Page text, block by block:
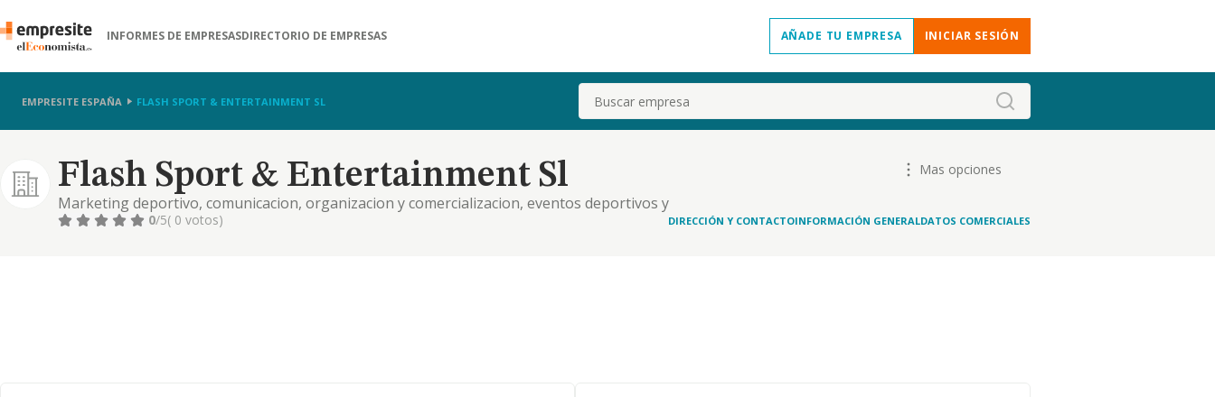
INFORMES DE EMPRESASDIRECTORIO DE EMPRESAS AÑADE TU EMPRESA INICIAR SESIÓN
EMPRESITE ESPAÑA FLASH SPORT & ENTERTAINMENT SL Buscar
Flash Sport & Entertainment Sl
Marketing deportivo, comunicacion, organizacion y comercializacion, eventos deportivos y
culturales...
Mas opciones
0/5( 0 votos) DIRECCIÓN Y CONTACTOINFORMACIÓN GENERALDATOS COMERCIALES